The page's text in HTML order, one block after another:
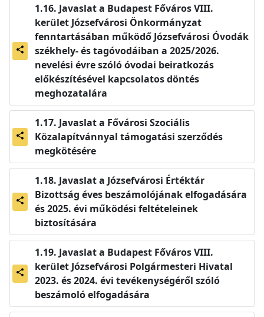
share
Javaslat a Budapest Főváros VIII.
kerület Józsefvárosi Önkormányzat
fenntartásában működő Józsefvárosi Óvodák
székhely- és tagóvodáiban a 2025/2026.
nevelési évre szóló óvodai beiratkozás
előkészítésével kapcsolatos döntés
meghozatalára
share
Javaslat a Fővárosi Szociális
Közalapítvánnyal támogatási szerződés
megkötésére
share
Javaslat a Józsefvárosi Értéktár
Bizottság éves beszámolójának elfogadására
és 2025. évi működési feltételeinek
biztosítására
share
Javaslat a Budapest Főváros VIII.
kerület Józsefvárosi Polgármesteri Hivatal
2023. és 2024. évi tevékenységéről szóló
beszámoló elfogadására